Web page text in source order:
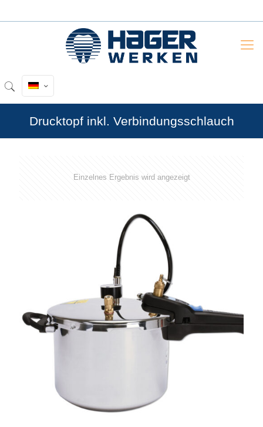
Drucktopf inkl. Verbindungsschlauch
Einzelnes Ergebnis wird angezeigt